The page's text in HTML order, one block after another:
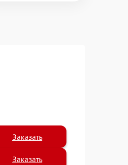
Заказать
Заказать